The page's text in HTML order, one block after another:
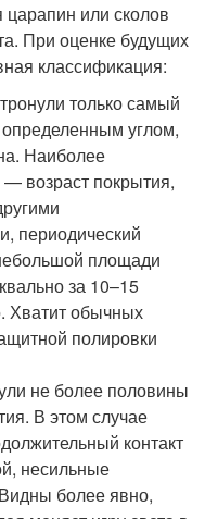
царапин или сколов
При оценке будущих
классификация:
только самый
углом,
Наиболее
возраст покрытия,
периодический
площади
за 10–15
Хватит обычных
полировки
не более половины
В этом случае
контакт
несильные
более явно,